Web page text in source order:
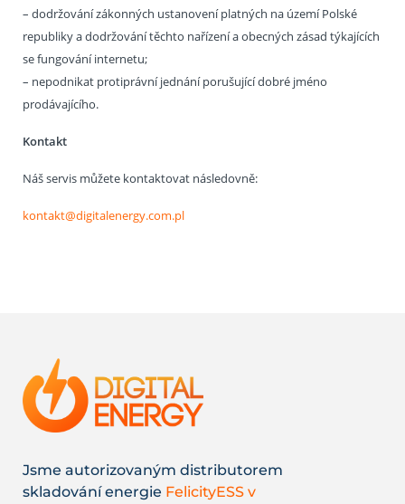
– dodržování zákonných ustanovení platných na území Polské
republiky a dodržování těchto nařízení a obecných zásad týkajících
se fungování internetu;
– nepodnikat protiprávní jednání porušující dobré jméno
prodávajícího.
Kontakt
Náš servis můžete kontaktovat následovně:
kontakt@digitalenergy.com.pl
Jsme autorizovaným distributorem
skladování energie FelicityESS v